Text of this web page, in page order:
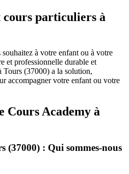
cours particuliers à
à votre enfant ou à votre
et professionnelle durable et
(37000) a la solution,
accompagner votre enfant ou votre
Cours Academy à
(37000) : Qui sommes-nous